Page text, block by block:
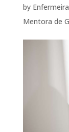
by
Mentora de